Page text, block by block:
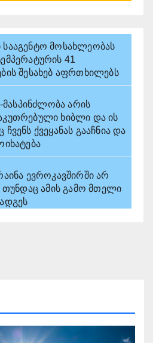
მოსახლეობას
41
შესახებ აფრთხილებს
მასპინძლობა არის
ხიბლი და ის
ქვეყანას გააჩნია და
ევროკავშირში არ
თუნდაც ამის გამო მთელი